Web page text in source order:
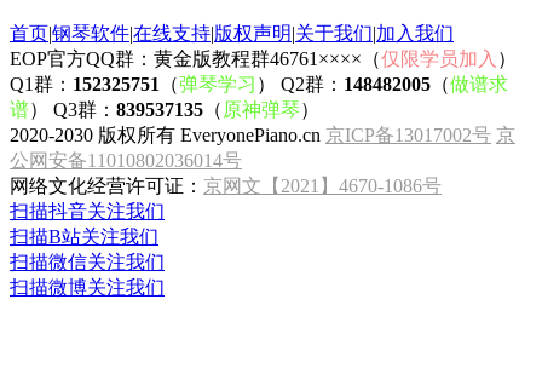
首页|钢琴软件|在线支持|版权声明|关于我们|加入我们
EOP官方QQ群：黄金版教程群46761××××（仅限学员加入 ）
Q1群： 152325751 （弹琴学习 ） Q2群： 148482005 （做谱求
谱） Q3群： 839537135 （ 原神弹琴）
2020-2030 版权所有 EveryonePiano.cn 京ICP备13017002号 京
公网安备11010802036014号
网络文化经营许可证： 京网文【2021】4670-1086号
扫描抖音关注我们
扫描B站关注我们
扫描微信关注我们
扫描微博关注我们